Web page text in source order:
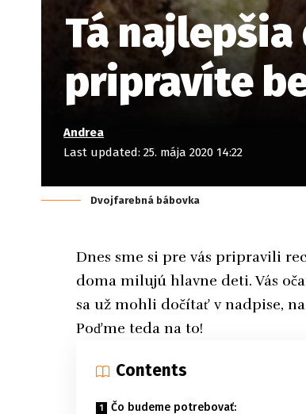
Tá
pripravíte
Last updated: 25. mája 2020 14:22
Andrea
Dvojfarebná bábovka
Dnes sme si pre vás pripravili
doma milujú hlavne deti. Vás
sa už mohli dočítať v nadpise,
Poďme teda na to!
Contents
Čo budeme potrebovať: